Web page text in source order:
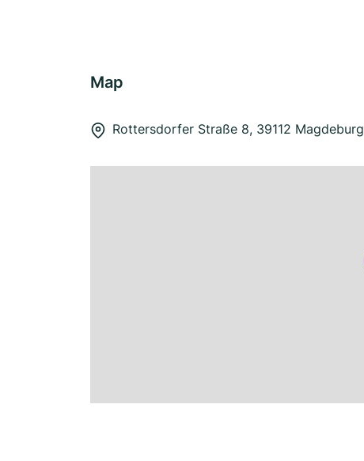
Map
Rottersdorfer Straße 8, 39112 Magdeburg